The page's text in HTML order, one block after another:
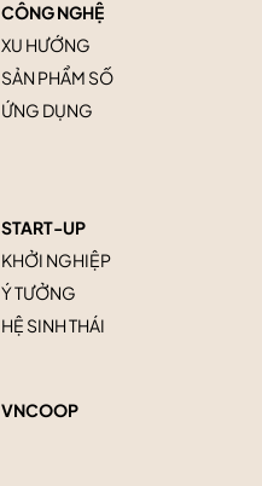
CÔNG NGHỆ
XU HƯỚNG
SẢN PHẨM SỐ
ỨNG DỤNG
START-UP
KHỞI NGHIỆP
Ý TƯỞNG
HỆ SINH THÁI
VNCOOP